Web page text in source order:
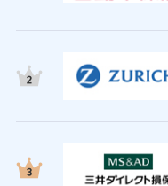
(https://
(https://
ins.com/)
三井ダイレクト損害